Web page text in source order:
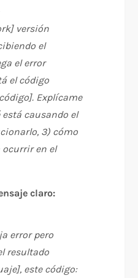
versión
el
el error
el código
Explícame
está causando el
3) cómo
ocurrir en el
claro:
error pero
resultado
este código: